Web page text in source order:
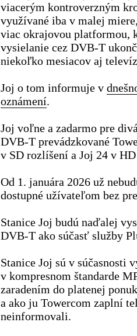
viacerým kontroverzným
využívané iba v malej
viac okrajovou platformou,
vysielanie cez DVB-T
niekoľko mesiacov aj
Joj o tom informuje v
oznámení.
Joj voľne a zadarmo pre
DVB-T prevádzkované
v SD rozlíšení a Joj 24 v
Od 1. januára 2026 už
dostupné užívateľom bez
Stanice Joj budú naďalej
DVB-T ako súčasť služby
Stanice Joj sú v súčasnosti
v kompresnom štandarde
zaradením do platenej
a ako ju Towercom zaplní
neinformovali.